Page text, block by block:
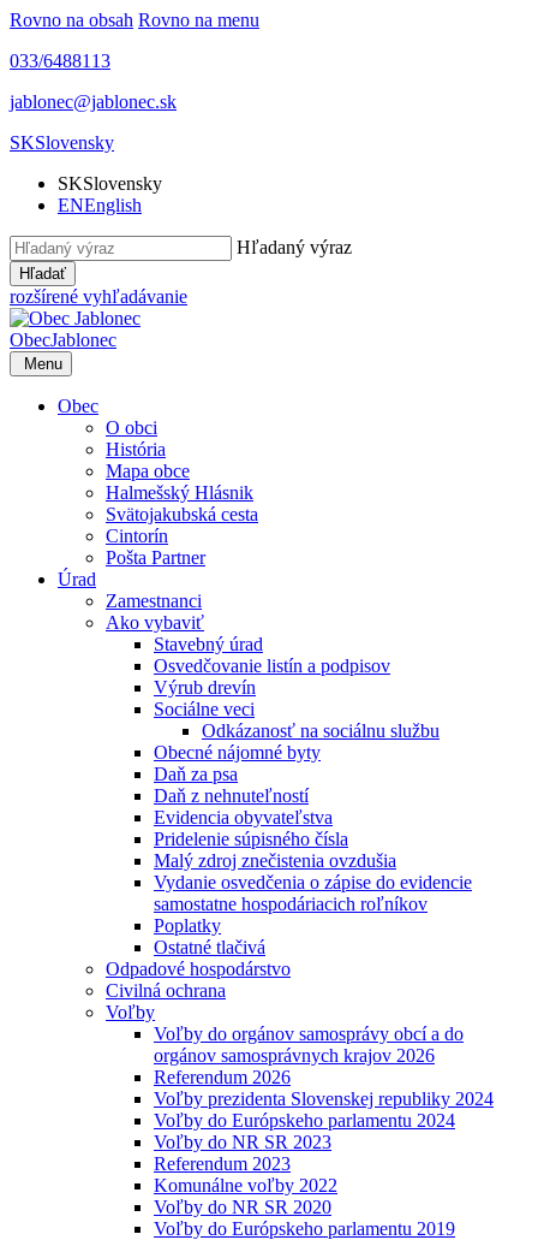
Rovno na obsah Rovno na menu
033/6488113
jablonec@jablonec.sk
SKSlovensky
SKSlovensky
ENEnglish
Hľadaný výraz
Hľadať
rozšírené vyhľadávanie
ObecJablonec
Menu
Obec
O obci
História
Mapa obce
Halmešský Hlásnik
Svätojakubská cesta
Cintorín
Pošta Partner
Úrad
Zamestnanci
Ako vybaviť
Stavebný úrad
Osvedčovanie listín a podpisov
Výrub drevín
Sociálne veci
Odkázanosť na sociálnu službu
Obecné nájomné byty
Daň za psa
Daň z nehnuteľností
Evidencia obyvateľstva
Pridelenie súpisného čísla
Malý zdroj znečistenia ovzdušia
Vydanie osvedčenia o zápise do evidencie
samostatne hospodáriacich roľníkov
Poplatky
Ostatné tlačivá
Odpadové hospodárstvo
Civilná ochrana
Voľby
Voľby do orgánov samosprávy obcí a do
orgánov samosprávnych krajov 2026
Referendum 2026
Voľby prezidenta Slovenskej republiky 2024
Voľby do Európskeho parlamentu 2024
Voľby do NR SR 2023
Referendum 2023
Komunálne voľby 2022
Voľby do NR SR 2020
Voľby do Európskeho parlamentu 2019